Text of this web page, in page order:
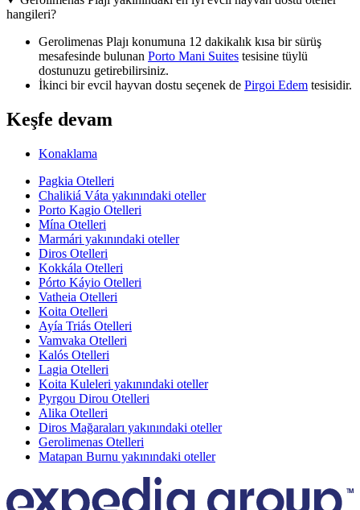
hangileri?
Gerolimenas Plajı konumuna 12 dakikalık kısa bir sürüş
mesafesinde bulunan Porto Mani Suites tesisine tüylü
dostunuzu getirebilirsiniz.
İkinci bir evcil hayvan dostu seçenek de Pirgoi Edem tesisidir.
Keşfe devam
Konaklama
Pagkia Otelleri
Chalikiá Váta yakınındaki oteller
Porto Kagio Otelleri
Mína Otelleri
Marmári yakınındaki oteller
Diros Otelleri
Kokkála Otelleri
Pórto Káyio Otelleri
Vatheia Otelleri
Koita Otelleri
Ayía Triás Otelleri
Vamvaka Otelleri
Kalós Otelleri
Lagia Otelleri
Koita Kuleleri yakınındaki oteller
Pyrgou Dirou Otelleri
Alika Otelleri
Diros Mağaraları yakınındaki oteller
Gerolimenas Otelleri
Matapan Burnu yakınındaki oteller